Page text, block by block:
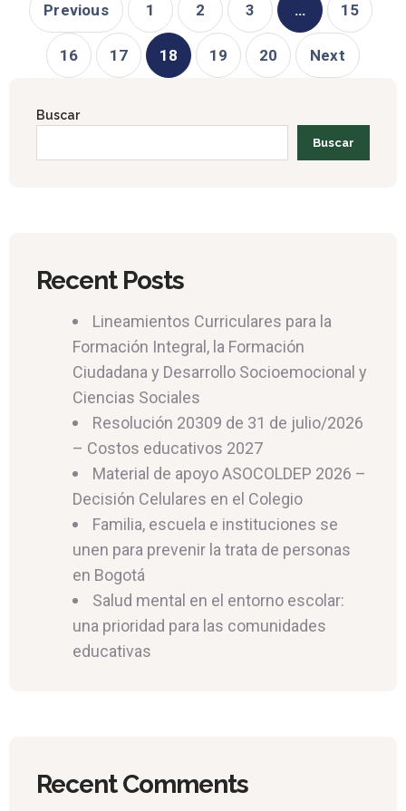
Previous 1 2 3 … 15
16 17 18 19 20 Next
Buscar
Buscar
Recent Posts
Lineamientos Curriculares para la
Formación Integral, la Formación
Ciudadana y Desarrollo Socioemocional y
Ciencias Sociales
Resolución 20309 de 31 de julio/2026
– Costos educativos 2027
Material de apoyo ASOCOLDEP 2026 –
Decisión Celulares en el Colegio
Familia, escuela e instituciones se
unen para prevenir la trata de personas
en Bogotá
Salud mental en el entorno escolar:
una prioridad para las comunidades
educativas
Recent Comments